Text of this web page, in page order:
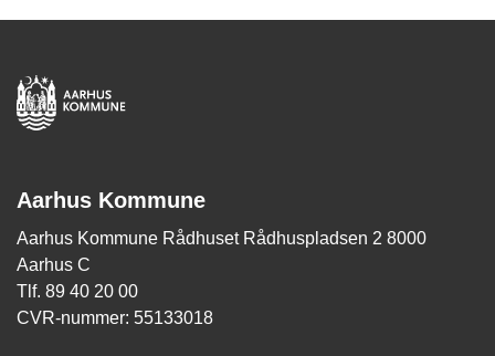
Aarhus Kommune
Aarhus Kommune Rådhuset Rådhuspladsen 2 8000
Aarhus C
Tlf. 89 40 20 00
CVR-nummer: 55133018